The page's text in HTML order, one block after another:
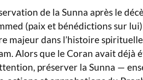
de la Sunna après le
(paix et bénédictions sur
majeur dans l’histoire
Alors que le Coran avait déjà
préserver la Sunna —